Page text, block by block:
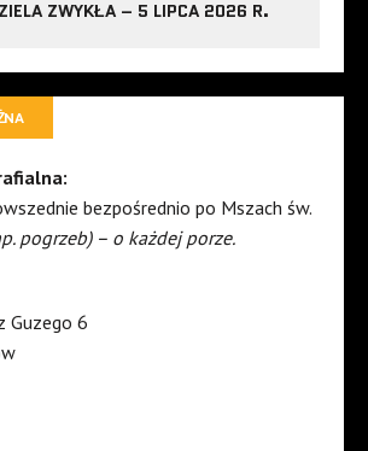
ZWYKŁA – 5 LIPCA 2026 R.
bezpośrednio po Mszach św.
pogrzeb) – o każdej porze.
Guzego 6